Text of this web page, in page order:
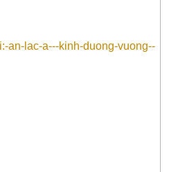
an-lac-a---kinh-duong-vuong--